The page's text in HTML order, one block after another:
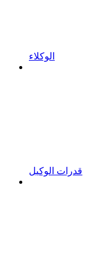
الوكلاء
قدرات الوكيل